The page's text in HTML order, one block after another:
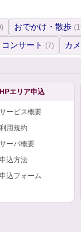
おでかけ・散歩
ンサート (7) カ
HPエリア申込
サービス概要
利用規約
サーバ概要
申込方法
申込フォーム